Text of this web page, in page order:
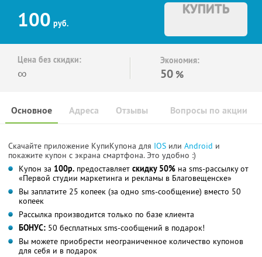
100 руб.
КУПИТЬ
Цена без скидки:
∞
Экономия:
50 %
Основное Отзывы Вопросы по акции
Адреса
Скачайте приложение КупиКупона для IOS или Android и
покажите купон с экрана смартфона. Это удобно :)
Купон за 100р. предоставляет скидку 50% на sms-рассылку от
«Первой студии маркетинга и рекламы в Благовещенске»
Вы заплатите 25 копеек (за одно sms-сообщение) вместо 50
копеек
Рассылка производится только по базе клиента
БОНУС: 50 бесплатных sms-сообщений в подарок!
Вы можете приобрести неограниченное количество купонов
для себя и в подарок